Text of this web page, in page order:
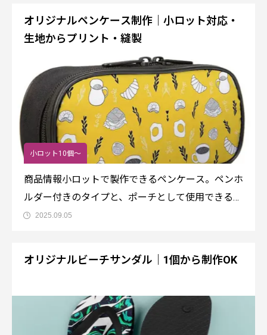
オリジナルペンケース制作｜小ロット対応・
生地からプリント・縫製
小ロット10個～
商品情報小ロットで製作できるペンケース。ペンホ
ルダー付きのタイプと、ポーチとして使用できるダ
ブルコンパートメント＆ストラップ付のタイプと、
い。商品名：EC20 ペンケースサイズ：250*120*6
2025.09.05
オリジナルビーチサンダル｜1個から制作OK